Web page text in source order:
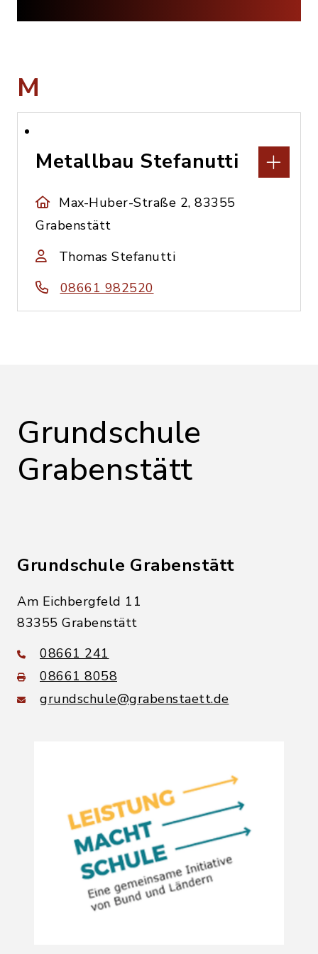
M
Metallbau Stefanutti
Max-Huber-Straße 2, 83355
Grabenstätt
Thomas Stefanutti
08661 982520
Grundschule
Grabenstätt
Grundschule Grabenstätt
Am Eichbergfeld 11
83355 Grabenstätt
08661 241
08661 8058
grundschule@grabenstaett.de